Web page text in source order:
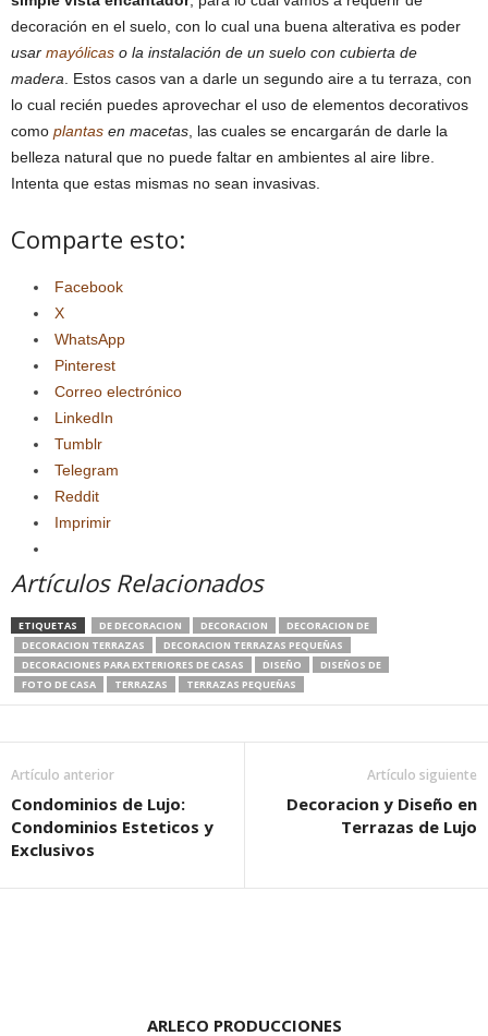
decoración en el suelo, con lo cual una buena alterativa es poder
usar mayólicas o la instalación de un suelo con cubierta de
madera . Estos casos van a darle un segundo aire a tu terraza, con
lo cual recién puedes aprovechar el uso de elementos decorativos
como plantas en macetas , las cuales se encargarán de darle la
belleza natural que no puede faltar en ambientes al aire libre.
Intenta que estas mismas no sean invasivas.
Comparte esto:
Facebook
X
WhatsApp
Pinterest
Correo electrónico
LinkedIn
Tumblr
Telegram
Reddit
Imprimir
Artículos Relacionados
ETIQUETAS DE DECORACION DECORACION
DECORACION DE
DECORACION TERRAZAS
DECORACION TERRAZAS PEQUEÑAS
DECORACIONES PARA EXTERIORES DE CASAS
DISEÑO
DISEÑOS DE
FOTO DE CASA
TERRAZAS TERRAZAS PEQUEÑAS
Artículo anterior
Condominios de Lujo:
Condominios Esteticos y
Exclusivos
Artículo siguiente
Decoracion y Diseño en
Terrazas de Lujo
ARLECO PRODUCCIONES